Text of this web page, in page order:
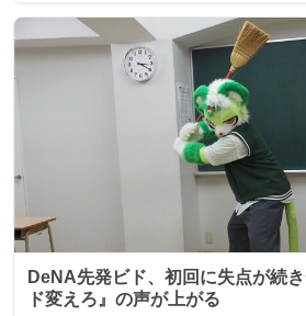
DeNA先発ビド、初回に失点が続
ド変えろ』の声が上がる